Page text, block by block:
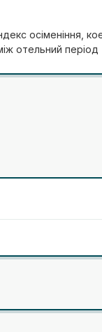
визначає
осіменіння,
отельний період